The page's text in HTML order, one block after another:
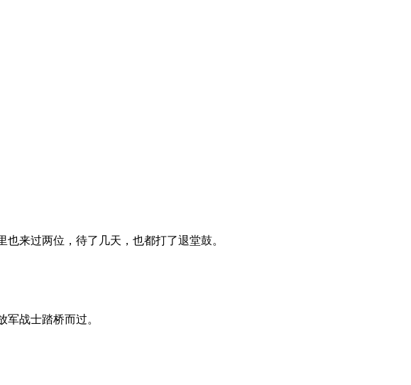
来过两位，待了几天，也都打了退堂鼓。
战士踏桥而过。